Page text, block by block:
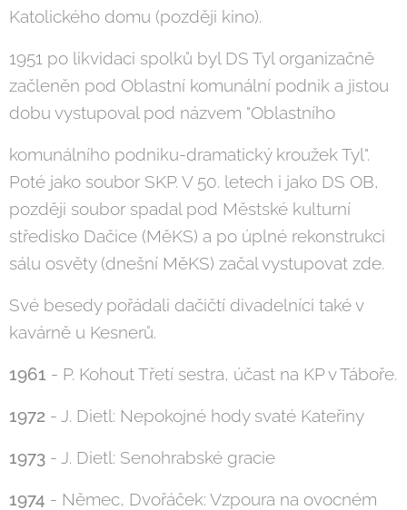
Katolického domu (později kino).
1951 po likvidaci spolků byl DS Tyl organizačně
začleněn pod Oblastní komunální podnik a jistou
dobu vystupoval pod názvem "Oblastního
komunálního podniku-dramatický kroužek Tyl".
Poté jako soubor SKP. V 50. letech i jako DS OB,
později soubor spadal pod Městské kulturní
středisko Dačice (MěKS) a po úplné rekonstrukci
sálu osvěty (dnešní MěKS) začal vystupovat zde.
Své besedy pořádali dačičtí divadelníci také v
kavárně u Kesnerů.
1961 - P. Kohout Třetí sestra, účast na KP v Táboře.
1972 - J. Dietl: Nepokojné hody svaté Kateřiny
1973 - J. Dietl: Senohrabské gracie
1974 - Němec, Dvořáček: Vzpoura na ovocném